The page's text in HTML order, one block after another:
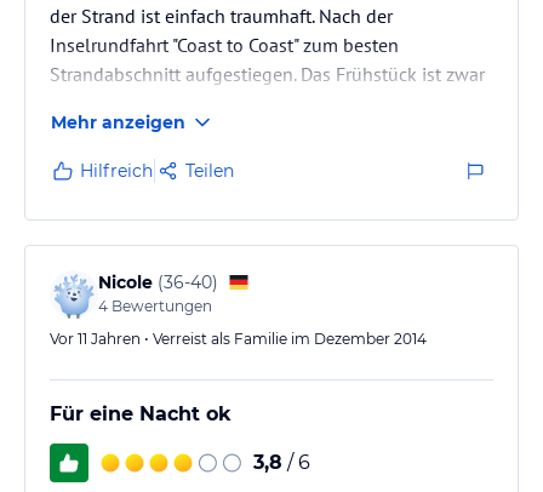
der Strand ist einfach traumhaft. Nach der
Inselrundfahrt "Coast to Coast" zum besten
Strandabschnitt aufgestiegen. Das Frühstück ist zwar
Mehr anzeigen
Hilfreich Teilen
Nicole (36-40)
4 Bewertungen
Vor 11 Jahren • Verreist als Familie im Dezember 2014
Für eine Nacht ok
3,8 / 6